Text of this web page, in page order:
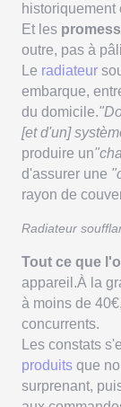
historiquement
Et les
outre, pas à
Le radiateur
embarque,
du domicile.
[et d'un]
produire un
d'assurer une
rayon de
Radiateur
Tout ce que
appareil.À la
à moins de
concurrents.
Les constats
produits que
surprenant,